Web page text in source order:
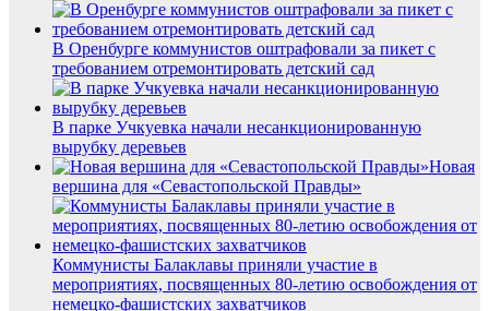
В Оренбурге коммунистов оштрафовали за пикет с
требованием отремонтировать детский сад
В парке Учкуевка начали несанкционированную
вырубку деревьев
Новая
вершина для «Севастопольской Правды»
Коммунисты Балаклавы приняли участие в
мероприятиях, посвященных 80-летию освобождения от
немецко-фашистских захватчиков